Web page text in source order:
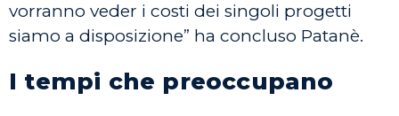
vorranno veder i costi dei singoli progetti
siamo a disposizione” ha concluso Patanè.
I tempi che preoccupano